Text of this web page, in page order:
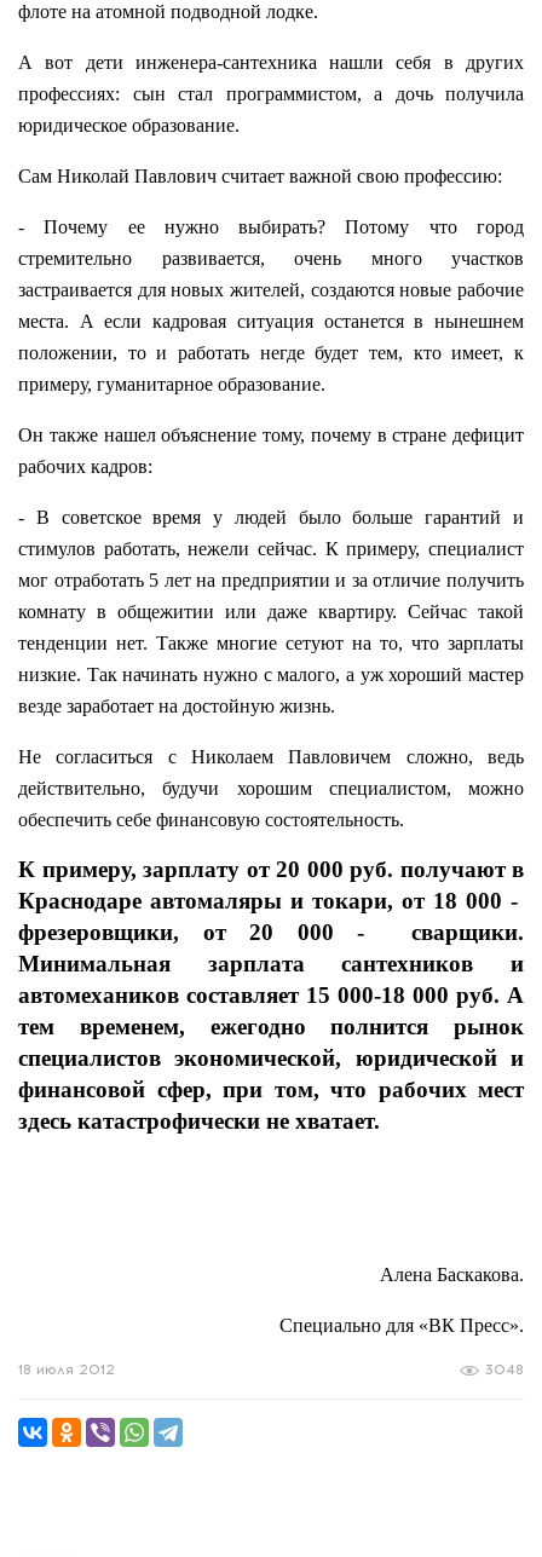
флоте на атомной подводной лодке.
А вот дети инженера-сантехника нашли себя в других
профессиях: сын стал программистом, а дочь получила
юридическое образование.
Сам Николай Павлович считает важной свою профессию:
- Почему ее нужно выбирать? Потому что город
стремительно развивается, очень много участков
застраивается для новых жителей, создаются новые рабочие
места. А если кадровая ситуация останется в нынешнем
положении, то и работать негде будет тем, кто имеет, к
примеру, гуманитарное образование.
Он также нашел объяснение тому, почему в стране дефицит
рабочих кадров:
- В советское время у людей было больше гарантий и
стимулов работать, нежели сейчас. К примеру, специалист
мог отработать 5 лет на предприятии и за отличие получить
комнату в общежитии или даже квартиру. Сейчас такой
тенденции нет. Также многие сетуют на то, что зарплаты
низкие. Так начинать нужно с малого, а уж хороший мастер
везде заработает на достойную жизнь.
Не согласиться с Николаем Павловичем сложно, ведь
действительно, будучи хорошим специалистом, можно
обеспечить себе финансовую состоятельность.
К примеру, зарплату от 20 000 руб. получают в
Краснодаре автомаляры и токари, от 18 000 -
фрезеровщики, от 20 000 -
сварщики.
Минимальная зарплата сантехников и
автомехаников составляет 15 000-18 000 руб. А
тем временем, ежегодно полнится рынок
специалистов экономической, юридической и
финансовой сфер, при том, что рабочих мест
здесь катастрофически не хватает.
Алена Баскакова.
Специально для «ВК Пресс».
3048
18 июля 2012